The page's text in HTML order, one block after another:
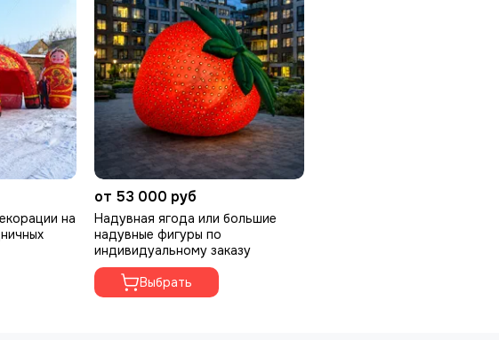
внимания покупателей и оформления различных площадок.
на
от 53 000 руб
Надувная ягода или большие
надувные фигуры по
индивидуальному заказу
Выбрать